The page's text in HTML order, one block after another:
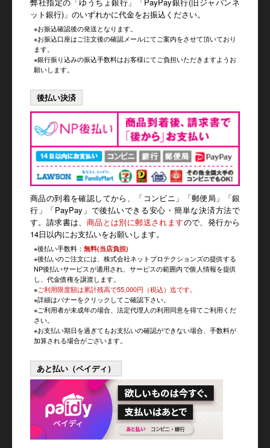
ット銀行)」のいずれかに代金をお振込ください。
※お振込確認後の発送となります。
※お振込口座はご注文後の確認メールにてご案内をさせて頂いており
ます。
※銀行振り込みの振込手数料はお客様にてご負担いただきますようお
願いします。
後払い決済
商品の到着を確認してから、「コンビニ」「郵便局」「銀
行」「PayPay」で後払いできる安心・簡単な決済方法で
す。請求書は、 商品とは別に郵送されますので、発行から
14日以内にお支払いをお願いします。
※後払い手数料： 無料(当店負担)
※後払いのご注文には、株式会社ネットプロテクションズの提供する
NP後払いサービスが適用され、サービスの範囲内で個人情報を提供
し、代金債権を譲渡します。
※ご利用限度額は累計残高で55,000円（税込）迄です。
※詳細はバナーをクリックしてご確認下さい。
※ご利用者が未成年の場合、法定代理人の利用同意を得てご利用くだ
さい。
※お支払い期日を過ぎてもお支払いの確認ができない場合、手数料が
加算される場合がございます。
あと払い（ペイディ）